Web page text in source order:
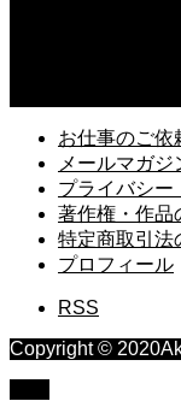
お仕事のご依
メールマガジ
プライバシー
著作権・作品
特定商取引法
プロフィール
RSS
Copyright ©